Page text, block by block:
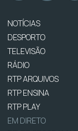
NOTÍCIAS
DESPORTO
TELEVISÃO
RÁDIO
RTP ARQUIVOS
RTP ENSINA
RTP PLAY
EM DIRETO